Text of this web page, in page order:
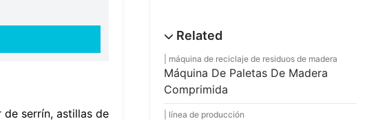
serrín, astillas de
máquina de reciclaje de residuos de madera
Máquina De Paletas De Madera
Comprimida
línea de producción